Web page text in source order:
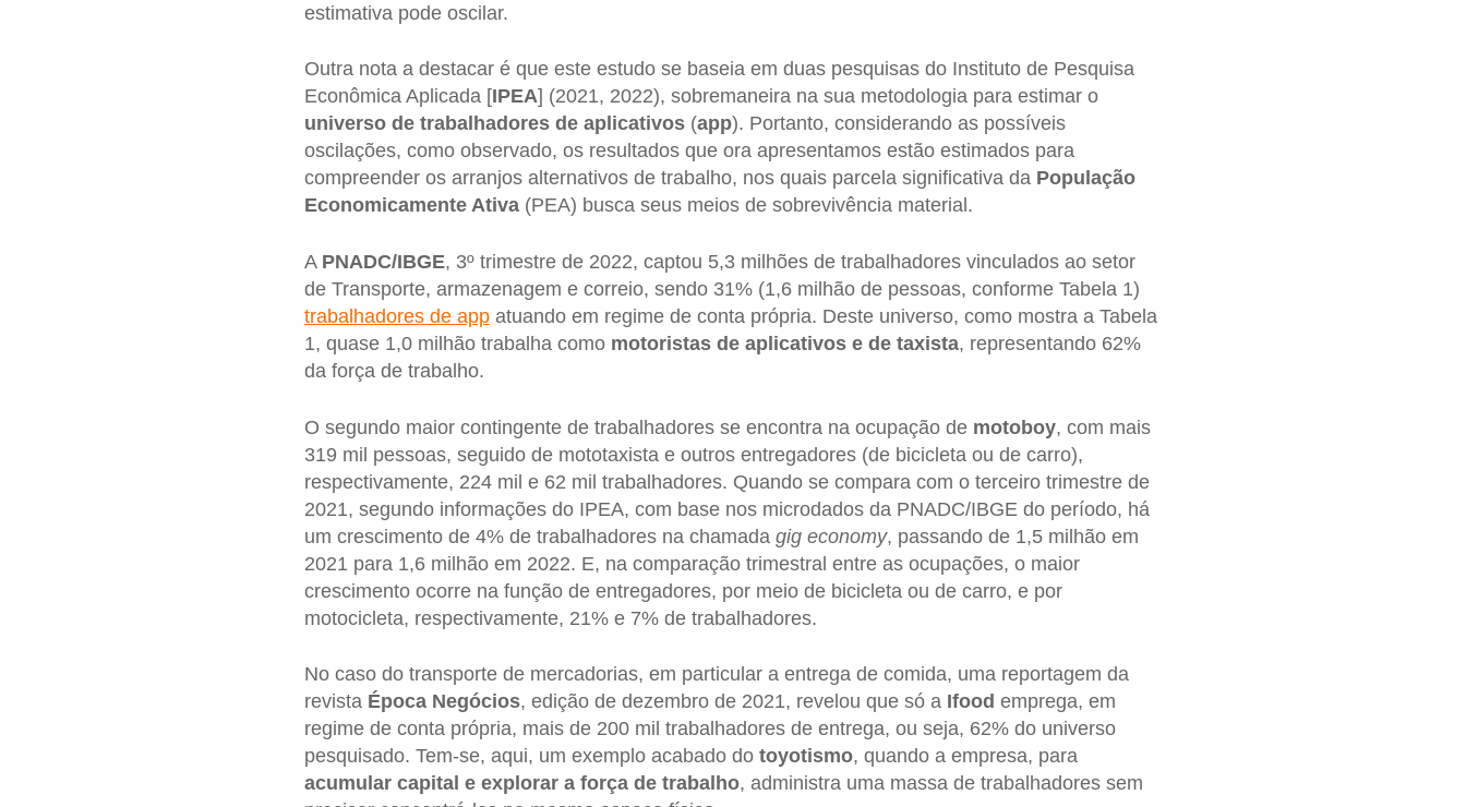
estimativa pode oscilar.
Outra nota a destacar é que este estudo se baseia em duas pesquisas do Instituto de Pesquisa
Econômica Aplicada [IPEA] (2021, 2022), sobremaneira na sua metodologia para estimar o
universo de trabalhadores de aplicativos(app). Portanto, considerando as possíveis
oscilações, como observado, os resultados que ora apresentamos estão estimados para
compreender os arranjos alternativos de trabalho, nos quais parcela significativa da População
Economicamente Ativa(PEA) busca seus meios de sobrevivência material.
A PNADC/IBGE, 3º trimestre de 2022, captou 5,3 milhões de trabalhadores vinculados ao setor
de Transporte, armazenagem e correio, sendo 31% (1,6 milhão de pessoas, conforme Tabela 1)
trabalhadores de appatuando em regime de conta própria. Deste universo, como mostra a Tabela
1, quase 1,0 milhão trabalha como motoristas de aplicativos e de taxista, representando 62%
da força de trabalho.
O segundo maior contingente de trabalhadores se encontra na ocupação de motoboy, com mais
319 mil pessoas, seguido de mototaxista e outros entregadores (de bicicleta ou de carro),
respectivamente, 224 mil e 62 mil trabalhadores. Quando se compara com o terceiro trimestre de
2021, segundo informações do IPEA, com base nos microdados da PNADC/IBGE do período, há
um crescimento de 4% de trabalhadores na chamada gig economy, passando de 1,5 milhão em
2021 para 1,6 milhão em 2022. E, na comparação trimestral entre as ocupações, o maior
crescimento ocorre na função de entregadores, por meio de bicicleta ou de carro, e por
motocicleta, respectivamente, 21% e 7% de trabalhadores.
No caso do transporte de mercadorias, em particular a entrega de comida, uma reportagem da
revista Época Negócios, edição de dezembro de 2021, revelou que só a Ifood emprega, em
regime de conta própria, mais de 200 mil trabalhadores de entrega, ou seja, 62% do universo
pesquisado. Tem-se, aqui, um exemplo acabado do toyotismo, quando a empresa, para
acumular capital e explorar a força de trabalho, administra uma massa de trabalhadores sem